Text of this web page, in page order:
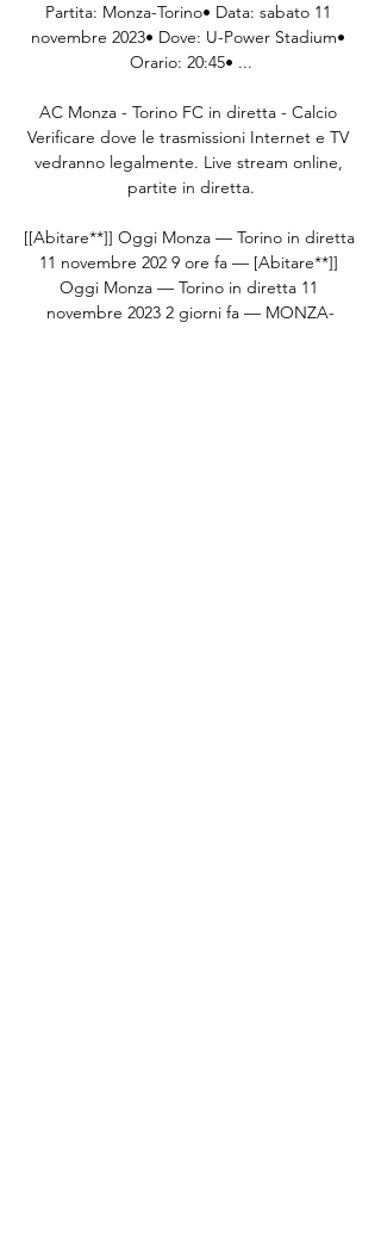
Partita: Monza-Torino• Data: sabato 11
novembre 2023• Dove: U-Power Stadium•
Orario: 20:45• ...
AC Monza - Torino FC in diretta - Calcio
Verificare dove le trasmissioni Internet e TV
vedranno legalmente. Live stream online,
partite in diretta.
[[Abitare**]] Oggi Monza — Torino in diretta
11 novembre 202 9 ore fa — [Abitare**]]
Oggi Monza — Torino in diretta 11
novembre 2023 2 giorni fa — MONZA-